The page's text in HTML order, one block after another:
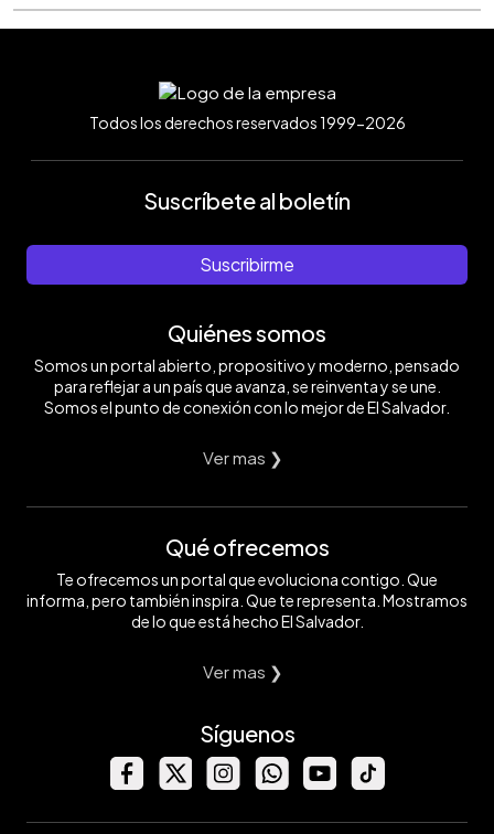
Todos los derechos reservados 1999-2026
Suscríbete al boletín
Suscribirme
Quiénes somos
Somos un portal abierto, propositivo y moderno, pensado
para reflejar a un país que avanza, se reinventa y se une.
Somos el punto de conexión con lo mejor de El Salvador.
Ver mas ❯
Qué ofrecemos
Te ofrecemos un portal que evoluciona contigo. Que
informa, pero también inspira. Que te representa. Mostramos
de lo que está hecho El Salvador.
Ver mas ❯
Síguenos